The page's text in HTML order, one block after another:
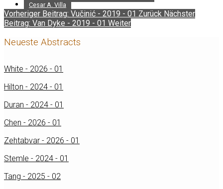
Cesar A. Villa
Vorheriger Beitrag: Vučinić - 2019 - 01 Zurück Nächster
Beitrag: Van Dyke - 2019 - 01 Weiter
Neueste Abstracts
White - 2026 - 01
Hilton - 2024 - 01
Duran - 2024 - 01
Chen - 2026 - 01
Zehtabvar - 2026 - 01
Stemle - 2024 - 01
Tang - 2025 - 02